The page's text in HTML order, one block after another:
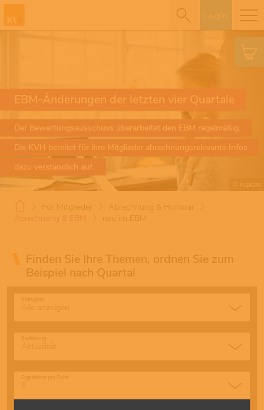
Login
© kupicoo
EBM-Änderungen der letzten vier Quartale
Der Bewertungsausschuss überarbeitet den EBM regelmäßig.
Die KVH bereitet für ihre Mitglieder abrechnungsrelevante Infos
dazu verständlich auf.
Für Mitglieder
Abrechnung & Honorar
Abrechnung & EBM
neu im EBM
Finden Sie Ihre Themen, ordnen Sie zum
Beispiel nach Quartal
Kategorie
Sortierung
Ergebnisse pro Seite